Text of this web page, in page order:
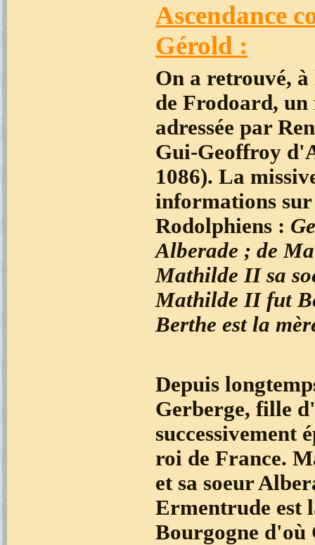
Ascendance
Gérold :
On a retrouvé,
de Frodoard,
adressée par
Gui-Geoffroy
1086). La
informations
Rodolphiens :
Alberade ; de
Mathilde II sa
Mathilde II fut
Berthe est la
Depuis
Gerberge, fille
successivement
roi de France.
et sa soeur
Ermentrude est
Bourgogne d'où